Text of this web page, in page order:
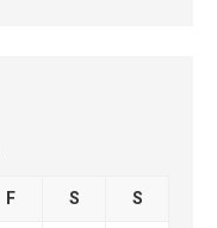
F S S